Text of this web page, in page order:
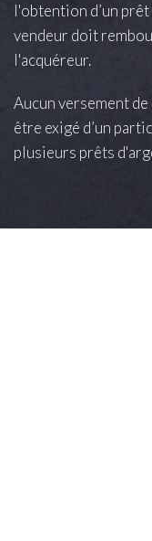
l'obtention d’un
vendeur doit
l'acquéreur.
Aucun versement
être exigé d’un
plusieurs prêts